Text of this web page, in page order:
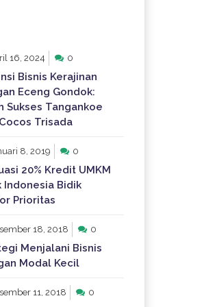
16, 2024 0
Bisnis Kerajinan
Eceng Gondok:
Sukses Tangankoe
Trisada
8, 2019 0
20% Kredit UMKM
Indonesia Bidik
Prioritas
18, 2018 0
Menjalani Bisnis
Modal Kecil
11, 2018 0